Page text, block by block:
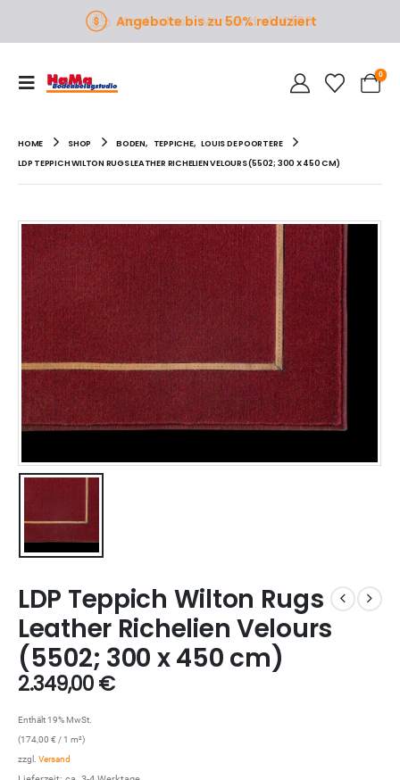
Angebote bis zu 50% reduziert
0
HOME SHOP BODEN, TEPPICHE, LOUIS DE POORTERE
LDP TEPPICH WILTON RUGS LEATHER RICHELIEN VELOURS (5502; 300 X 450 CM)
LDP Teppich Wilton Rugs
Leather Richelien Velours
(5502; 300 x 450 cm)
2.349,00€
Enthält 19% MwSt.
(174,00 € / 1 m²)
zzgl. Versand